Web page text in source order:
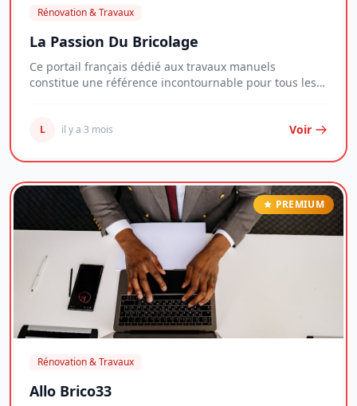
Rénovation & Travaux
La Passion Du Bricolage
Ce portail français dédié aux travaux manuels
constitue une référence incontournable pour tous les
L il y a 3 mois Voir
PREMIUM
Rénovation & Travaux
Allo Brico33